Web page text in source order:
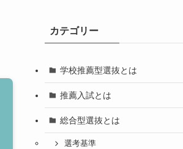
カテゴリー
学校推薦型選抜とは
推薦入試とは
総合型選抜とは
選考基準